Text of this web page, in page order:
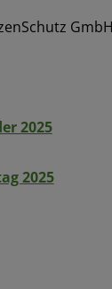
GmbH
2025
2025